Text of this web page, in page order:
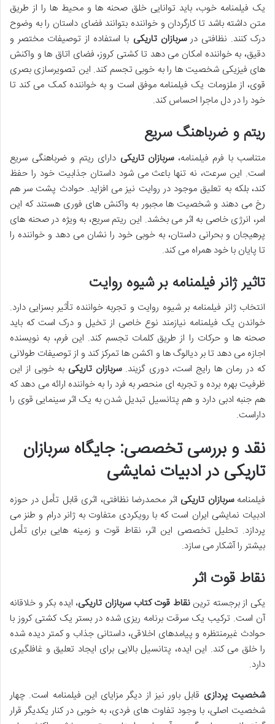
یک فیلمنامه خوب، باید توانایی خلق صحنه ها و محیط ها را از طریق
متن داشته باشد تا کارگردان و خواننده بتوانند فضای داستان را به وضوح
درک کنند. نظافتی درسربازان تاریکی با استفاده از توصیفات مختصر و
دقیق، به خواننده امکان می دهد تا کشتی کروز، فضای اتاق ها و واکنش
های فیزیکی شخصیت ها را به خوبی تجسم کند. این تصویرسازی بصری
قوی، از ملزومات یک فیلمنامه موفق است و به خواننده کمک می کند تا
خود را در دل ماجرا احساس کند.
ریتم و ضرباهنگ سریع
متناسب با فرم فیلمنامه،سربازان تاریکی دارای ریتم و ضرباهنگی سریع
است. این سرعت، نه تنها باعث می شود داستان جذابیت خود را حفظ
کند، بلکه به تعلیق موجود در روایت نیز می افزاید. حوادث پشت سر هم
رخ می دهند و شخصیت ها مجبور به واکنش های فوری هستند که این
امر، انرژی خاصی به اثر می بخشد. این ریتم سریع، به ویژه در صحنه های
پرهیجان و بحرانی داستان، به خوبی خود را نشان می دهد و خواننده را
تا پایان با خود همراه می کند.
تاثیر ژانر فیلمنامه بر شیوه روایت
انتخاب ژانر فیلمنامه بر شیوه روایت و تجربه خواننده تأثیر بسزایی دارد.
خواندن یک فیلمنامه نیازمند نوع خاصی از تخیل و درک است که باید
صحنه ها و حرکات را از طریق کلمات تجسم کند. این فرم، به نویسنده
اجازه می دهد تا بر دیالوگ ها و اکشن ها تمرکز کند و از توصیفات طولانی
که در رمان ها رایج است، دوری گزیند.سربازان تاریکی به خوبی از این
ظرفیت بهره برده و تجربه ای منحصر به فرد را به خواننده ارائه می دهد که
هم جنبه ادبی دارد و هم پتانسیل تبدیل شدن به یک اثر سینمایی قوی را
داراست.
نقد و بررسی تخصصی: جایگاه سربازان
تاریکی در ادبیات نمایشی
فیلمنامهسربازان تاریکی اثر محمدرضا نظافتی، اثری قابل تأمل در حوزه
ادبیات نمایشی ایران است که با رویکردی متفاوت به ژانر درام و طنز می
پردازد. تحلیل تخصصی این اثر، نقاط قوت و زمینه هایی برای تأمل
بیشتر را آشکار می سازد.
نقاط قوت اثر
یکی از برجسته تریننقاط قوت کتاب سربازان تاریکی، ایده بکر و خلاقانه
آن است. ترکیب یک سرقت برنامه ریزی شده در بستر یک کشتی کروز با
حوادث غیرمنتظره و پیامدهای اخلاقی، داستانی جذاب و کمتر دیده شده
را خلق می کند. این ایده، پتانسیل بالایی برای ایجاد تعلیق و غافلگیری
دارد.
شخصیت پردازی قابل باور نیز از دیگر مزایای این فیلمنامه است. چهار
شخصیت اصلی، با وجود تفاوت های فردی، به خوبی در کنار یکدیگر قرار